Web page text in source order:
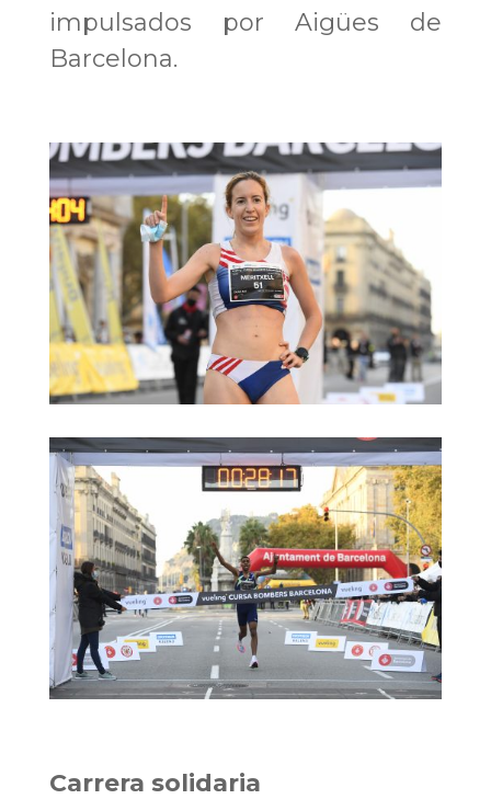
impulsados por Aigües de
Barcelona.
Carrera solidaria